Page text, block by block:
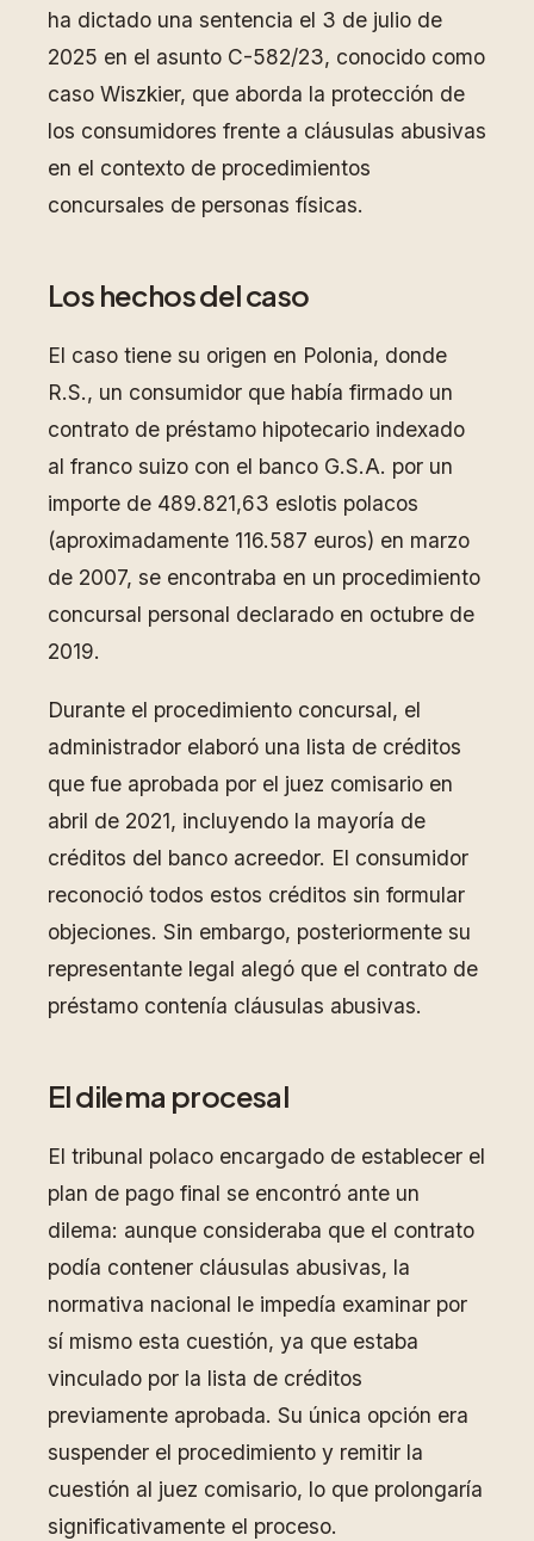
ha dictado una sentencia el 3 de julio de
2025 en el asunto C-582/23, conocido como
caso Wiszkier, que aborda la protección de
los consumidores frente a cláusulas abusivas
en el contexto de procedimientos
concursales de personas físicas.
Los hechos del caso
El caso tiene su origen en Polonia, donde
R.S., un consumidor que había firmado un
contrato de préstamo hipotecario indexado
al franco suizo con el banco G.S.A. por un
importe de 489.821,63 eslotis polacos
(aproximadamente 116.587 euros) en marzo
de 2007, se encontraba en un procedimiento
concursal personal declarado en octubre de
2019.
Durante el procedimiento concursal, el
administrador elaboró una lista de créditos
que fue aprobada por el juez comisario en
abril de 2021, incluyendo la mayoría de
créditos del banco acreedor. El consumidor
reconoció todos estos créditos sin formular
objeciones. Sin embargo, posteriormente su
representante legal alegó que el contrato de
préstamo contenía cláusulas abusivas.
El dilema procesal
El tribunal polaco encargado de establecer el
plan de pago final se encontró ante un
dilema: aunque consideraba que el contrato
podía contener cláusulas abusivas, la
normativa nacional le impedía examinar por
sí mismo esta cuestión, ya que estaba
vinculado por la lista de créditos
previamente aprobada. Su única opción era
suspender el procedimiento y remitir la
cuestión al juez comisario, lo que prolongaría
significativamente el proceso.